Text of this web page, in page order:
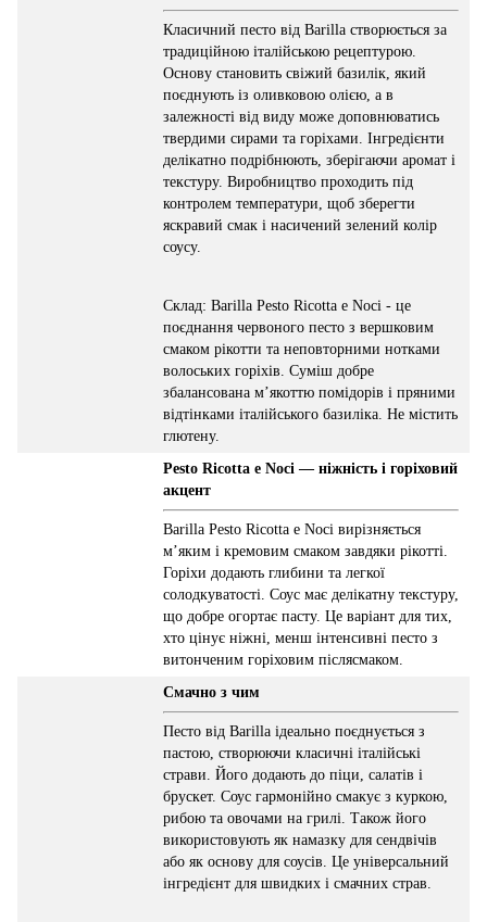
Класичний песто від Barilla створюється за
традиційною італійською рецептурою.
Основу становить свіжий базилік, який
поєднують із оливковою олією, а в
залежності від виду може доповнюватись
твердими сирами та горіхами. Інгредієнти
делікатно подрібнюють, зберігаючи аромат і
текстуру. Виробництво проходить під
контролем температури, щоб зберегти
яскравий смак і насичений зелений колір
соусу.
Склад: Barilla Pesto Ricotta e Noci - це
поєднання червоного песто з вершковим
смаком рікотти та неповторними нотками
волоських горіхів. Суміш добре
збалансована м’якоттю помідорів і пряними
відтінками італійського базиліка. Не містить
глютену.
Pesto Ricotta e Noci — ніжність і горіховий
акцент
Barilla Pesto Ricotta e Noci вирізняється
м’яким і кремовим смаком завдяки рікотті.
Горіхи додають глибини та легкої
солодкуватості. Соус має делікатну текстуру,
що добре огортає пасту. Це варіант для тих,
хто цінує ніжні, менш інтенсивні песто з
витонченим горіховим післясмаком.
Смачно з чим
Песто від Barilla ідеально поєднується з
пастою, створюючи класичні італійські
страви. Його додають до піци, салатів і
брускет. Соус гармонійно смакує з куркою,
рибою та овочами на грилі. Також його
використовують як намазку для сендвічів
або як основу для соусів. Це універсальний
інгредієнт для швидких і смачних страв.